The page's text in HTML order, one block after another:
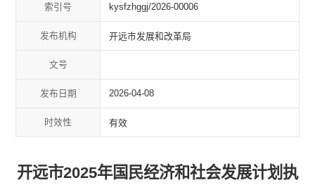
索引号 kysfzhggj/2026-00006
发布机构 开远市发展和改革局
文号
发布日期 2026-04-08
时效性 有效
开远市2025年国民经济和社会发展计划执